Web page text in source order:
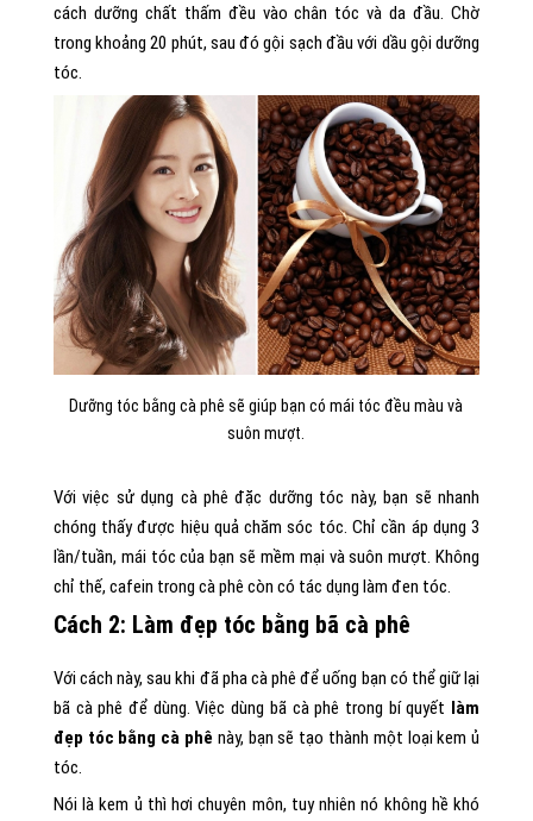
cách dưỡng chất thấm đều vào chân tóc và da đầu. Chờ
trong khoảng 20 phút, sau đó gội sạch đầu với dầu gội dưỡng
tóc.
Dưỡng tóc bằng cà phê sẽ giúp bạn có mái tóc đều màu và
suôn mượt.
Với việc sử dụng cà phê đặc dưỡng tóc này, bạn sẽ nhanh
chóng thấy được hiệu quả chăm sóc tóc. Chỉ cần áp dụng 3
lần/tuần, mái tóc của bạn sẽ mềm mại và suôn mượt. Không
chỉ thế, cafein trong cà phê còn có tác dụng làm đen tóc.
Cách 2: Làm đẹp tóc bằng bã cà phê
Với cách này, sau khi đã pha cà phê để uống bạn có thể giữ lại
bã cà phê để dùng. Việc dùng bã cà phê trong bí quyết làm
đẹp tóc bằng cà phê này, bạn sẽ tạo thành một loại kem ủ
tóc.
Nói là kem ủ thì hơi chuyên môn, tuy nhiên nó không hề khó